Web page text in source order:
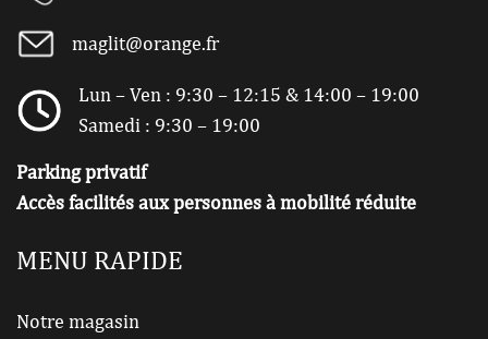
maglit@orange.fr
Lun – Ven : 9:30 – 12:15 & 14:00 – 19:00
Samedi : 9:30 – 19:00
Parking privatif
Accès facilités aux personnes à mobilité réduite
MENU RAPIDE
Notre magasin